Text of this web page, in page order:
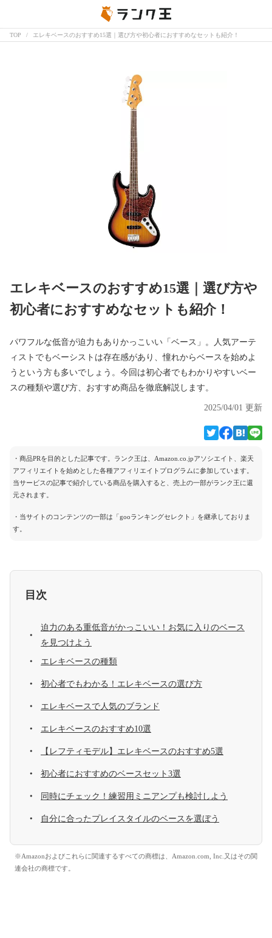
TOP エレキベースのおすすめ15選｜選び方や初心者におすすめなセットも紹介！
エレキベースのおすすめ15選｜選び方や
初心者におすすめなセットも紹介！
パワフルな低音が迫力もありかっこいい「ベース」。人気アーテ
ィストでもベーシストは存在感があり、憧れからベースを始めよ
うという方も多いでしょう。今回は初心者でもわかりやすいベー
スの種類や選び方、おすすめ商品を徹底解説します。
2025/04/01 更新
・商品PRを目的とした記事です。ランク王は、Amazon.co.jpアソシエイト、楽天
アフィリエイトを始めとした各種アフィリエイトプログラムに参加しています。
当サービスの記事で紹介している商品を購入すると、売上の一部がランク王に還
元されます。
・当サイトのコンテンツの一部は「gooランキングセレクト」を継承しておりま
す。
目次
迫力のある重低音がかっこいい！お気に入りのベース
を見つけよう
エレキベースの種類
初心者でもわかる！エレキベースの選び方
エレキベースで人気のブランド
エレキベースのおすすめ10選
【レフティモデル】エレキベースのおすすめ5選
初心者におすすめのベースセット3選
同時にチェック！練習用ミニアンプも検討しよう
自分に合ったプレイスタイルのベースを選ぼう
※Amazonおよびこれらに関連するすべての商標は、Amazon.com, Inc.又はその関
連会社の商標です。